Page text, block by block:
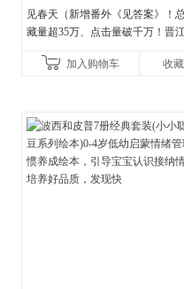
见春天（新增番外《见答案》！
藏量超35万、点击量破千万！晋
加入购物车
收藏